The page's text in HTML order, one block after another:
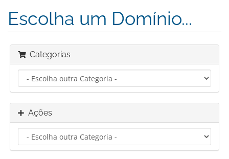
Escolha um Domínio...
Categorias
Ações